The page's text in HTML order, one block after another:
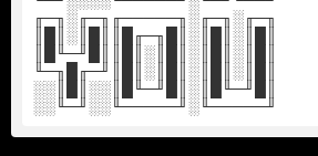
╓─╖░╓─╖╓─────╖░╓─╖░╓─╖
║█║░║█║║█╓─╖█║░║█║░║█║
║█╙─╜█║║█║░║█║░║█║░║█║
╙─╖█╓─╜║█║░║█║░║█║░║█║
░░║█║░░║█╙─╜█║░║█╙─╜█║
░░╙─╜░░╙─────╜░╙─────╜